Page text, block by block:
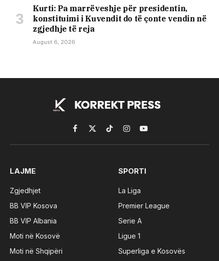
Kurti: Pa marrëveshje për presidentin,
konstituimi i Kuvendit do të çonte vendin në
zgjedhje të reja
August 6, 2026
Facebook
X
(Twitter)
TikTokInstagramYouTube
LAJME
Zgjedhjet
BB VIP Kosova
BB VIP Albania
Moti në Kosovë
Moti në Shqipëri
SPORTI
La Liga
Premier League
Serie A
Ligue 1
Superliga e Kosovës